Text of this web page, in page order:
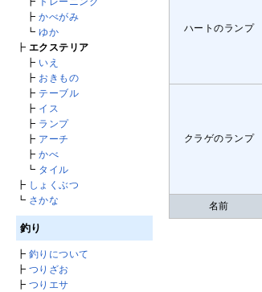
名前
ハートのランプ
クラゲのランプ
┣かべがみ
┗ゆか
┣ エクステリア
┣ いえ
┣ おきもの
┣ テーブル
┣ イス
┣ ランプ
┣ アーチ
┣かべ
┗ タイル
┣ しょくぶつ
┗ さかな
釣り
┣ 釣りについて
┣ つりざお
┣ つりエサ